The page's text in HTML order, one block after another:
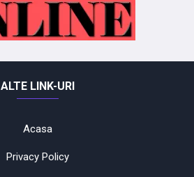
ALTE LINK-URI
Acasa
Privacy Policy